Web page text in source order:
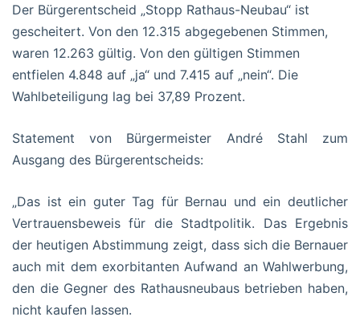
Der Bürgerentscheid „Stopp Rathaus-Neubau“ ist
gescheitert. Von den 12.315 abgegebenen Stimmen,
waren 12.263 gültig. Von den gültigen Stimmen
entfielen 4.848 auf „ja“ und 7.415 auf „nein“. Die
Wahlbeteiligung lag bei 37,89 Prozent.
Statement von Bürgermeister André Stahl zum
Ausgang des Bürgerentscheids:
„Das ist ein guter Tag für Bernau und ein deutlicher
Vertrauensbeweis für die Stadtpolitik. Das Ergebnis
der heutigen Abstimmung zeigt, dass sich die Bernauer
auch mit dem exorbitanten Aufwand an Wahlwerbung,
den die Gegner des Rathausneubaus betrieben haben,
nicht kaufen lassen.